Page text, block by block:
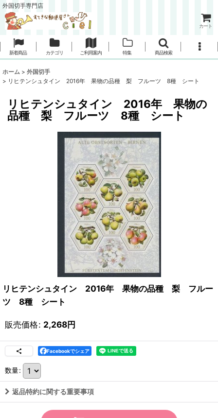
外国切手専門店
カート
新着商品 カテゴリ ご利用案内 特集 商品検索
ホーム > 外国切手
> リヒテンシュタイン 2016年 果物の品種 梨 フルーツ 8種 シート
リヒテンシュタイン 2016年 果物の
品種 梨 フルーツ 8種 シート
リヒテンシュタイン 2016年 果物の品種 梨 フルー
ツ 8種 シート
販売価格: 2,268円
Facebookでシェア
数量:
返品特約に関する重要事項